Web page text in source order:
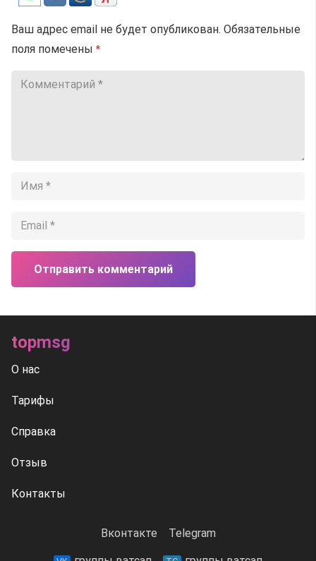
Ваш адрес email не будет опубликован. Обязательные
поля помечены *
Отправить комментарий
topmsg
О нас
Тарифы
Справка
Отзыв
Контакты
Вконтакте Telegram